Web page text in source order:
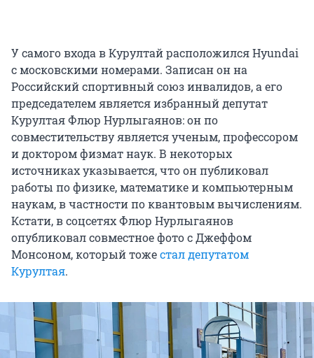
У самого входа в Курултай расположился Hyundai
с московскими номерами. Записан он на
Российский спортивный союз инвалидов, а его
председателем является избранный депутат
Курултая Флюр Нурлыгаянов: он по
совместительству является ученым, профессором
и доктором физмат наук. В некоторых
источниках указывается, что он публиковал
работы по физике, математике и компьютерным
наукам, в частности по квантовым вычислениям.
Кстати, в соцсетях Флюр Нурлыгаянов
опубликовал совместное фото с Джеффом
Монсоном, который тожестал депутатом
Курултая.